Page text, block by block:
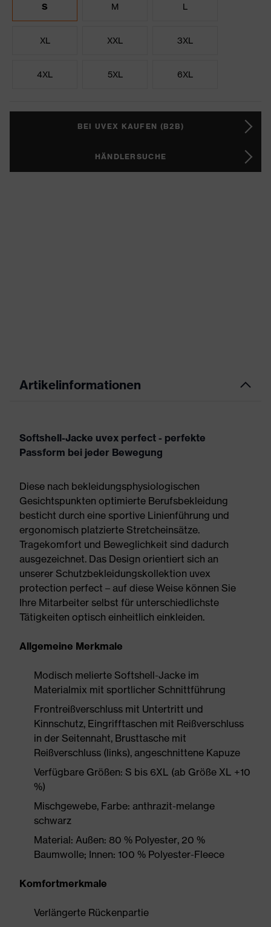
S M L
XL XXL 3XL
4XL 5XL 6XL
BEI UVEX KAUFEN (B2B)
HÄNDLERSUCHE
Artikelinformationen
Softshell-Jacke uvex perfect - perfekte
Passform bei jeder Bewegung
Diese nach bekleidungsphysiologischen
Gesichtspunkten optimierte Berufsbekleidung
besticht durch eine sportive Linienführung und
ergonomisch platzierte Stretcheinsätze.
Tragekomfort und Beweglichkeit sind dadurch
ausgezeichnet. Das Design orientiert sich an
unserer Schutzbekleidungskollektion uvex
protection perfect – auf diese Weise können Sie
Ihre Mitarbeiter selbst für unterschiedlichste
Tätigkeiten optisch einheitlich einkleiden.
Allgemeine Merkmale
Modisch melierte Softshell-Jacke im
Materialmix mit sportlicher Schnittführung
Frontreißverschluss mit Untertritt und
Kinnschutz, Eingrifftaschen mit Reißverschluss
in der Seitennaht, Brusttasche mit
Reißverschluss (links), angeschnittene Kapuze
Verfügbare Größen: S bis 6XL (ab Größe XL +10
%)
Mischgewebe, Farbe: anthrazit-melange
schwarz
Material: Außen: 80 % Polyester, 20 %
Baumwolle; Innen: 100 % Polyester-Fleece
Komfortmerkmale
Verlängerte Rückenpartie